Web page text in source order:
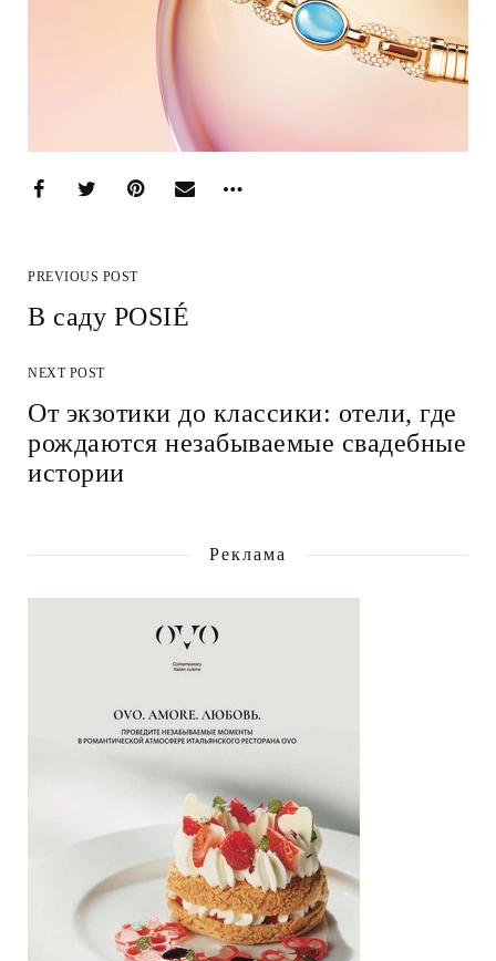
PREVIOUS POST
В саду POSIÉ
NEXT POST
От экзотики до классики: отели, где
рождаются незабываемые свадебные
истории
Реклама